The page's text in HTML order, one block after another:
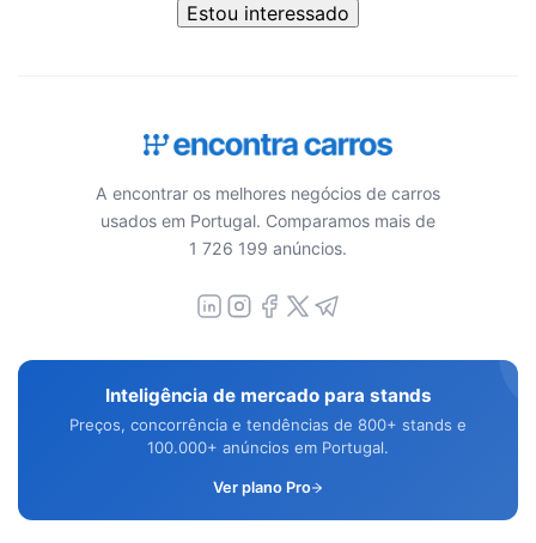
Estou interessado
A encontrar os melhores negócios de carros
usados em Portugal. Comparamos mais de
1 726 199 anúncios.
Inteligência de mercado para stands
Preços, concorrência e tendências de 800+ stands e
100.000+ anúncios em Portugal.
Ver plano Pro